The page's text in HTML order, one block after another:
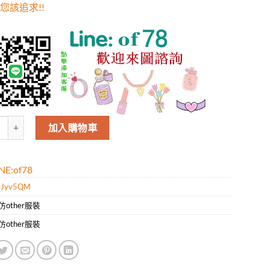
該追求!!
Aape男款新款時尚休閑短袖T恤.好質量是您的需求好品味是您該追求!!
加入購物車
other服裝
other服裝